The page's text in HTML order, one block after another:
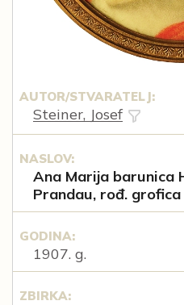
AUTOR/STVARATELJ:
Steiner, Josef
NASLOV:
Ana Marija barunica
Prandau, rođ. grofica
GODINA:
1907. g.
ZBIRKA: